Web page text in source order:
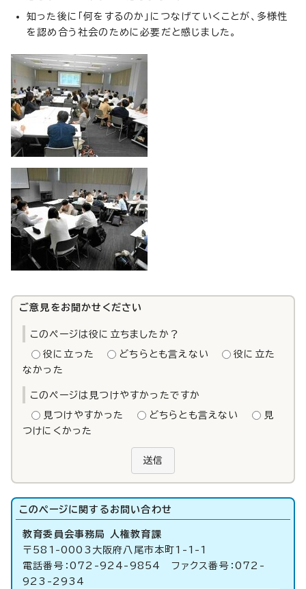
知った後に「何をするのか」につなげていくことが、多様性
を認め合う社会のために必要だと感じました。
ご意見をお聞かせください
このページは役に立ちましたか？
役に立った どちらとも言えない
役に立た
なかった
このページは見つけやすかったですか
見つけやすかった どちらとも言えない
見
つけにくかった
送信
このページに関する お問い合わせ
教育委員会事務局 人権教育課
〒581-0003大阪府八尾市本町1-1-1
電話番号：072-924-9854 ファクス番号：072-
923-2934